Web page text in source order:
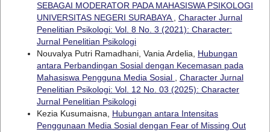
SEBAGAI MODERATOR PADA MAHASISWA PSIKOLOGI
UNIVERSITAS NEGERI SURABAYA, Character Jurnal
Penelitian Psikologi: Vol. 8 No. 3 (2021): Character:
Jurnal Penelitian Psikologi
Nouvalya Putri Ramadhani, Vania Ardelia, Hubungan
antara Perbandingan Sosial dengan Kecemasan pada
Mahasiswa Pengguna Media Sosial , Character Jurnal
Penelitian Psikologi: Vol. 12 No. 03 (2025): Character
Jurnal Penelitian Psikologi
Kezia Kusumaisna, Hubungan antara Intensitas
Penggunaan Media Sosial dengan Fear of Missing Out